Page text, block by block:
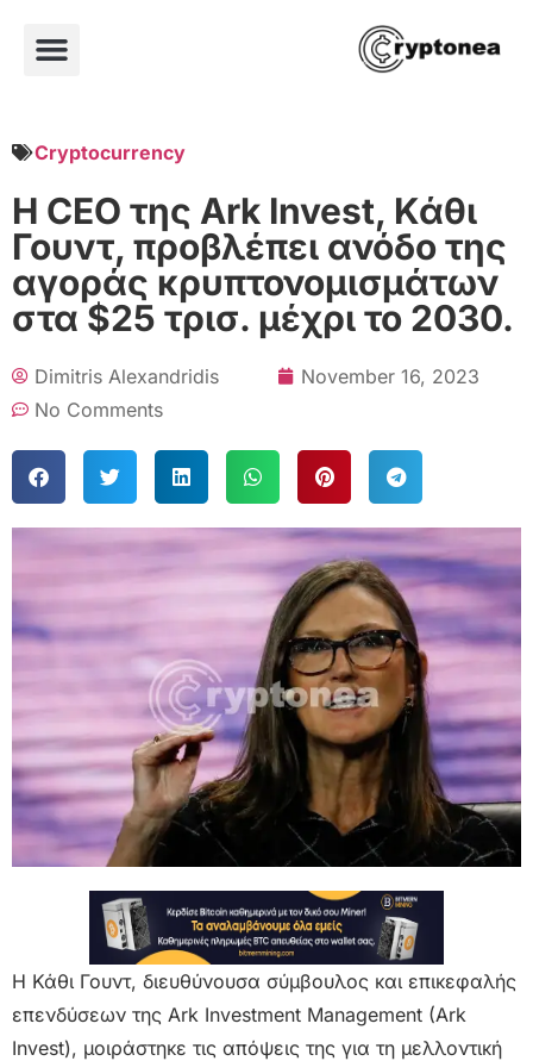
Cryptocurrency
Η CEO της Ark Invest, Κάθι
Γουντ, προβλέπει ανόδο της
αγοράς κρυπτονομισμάτων
στα $25 τρισ. μέχρι το 2030.
Dimitris Alexandridis
November 16, 2023
No Comments
Η Κάθι Γουντ, διευθύνουσα σύμβουλος και επικεφαλής
επενδύσεων της Ark Investment Management (Ark
Invest), μοιράστηκε τις απόψεις της για τη μελλοντική